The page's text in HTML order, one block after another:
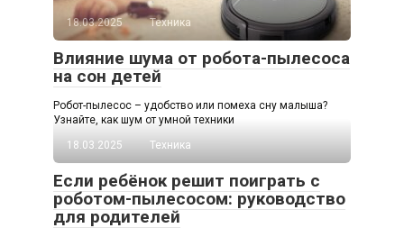
18.03.2025 Техника
Влияние шума от робота-пылесоса
на сон детей
Робот-пылесос – удобство или помеха сну малыша?
Узнайте, как шум от умной техники
18.03.2025
Техника
Если ребёнок решит поиграть с
роботом-пылесосом: руководство
для родителей